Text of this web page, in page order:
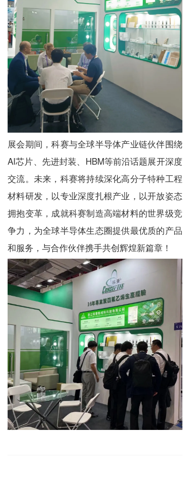
展会期间，科赛与全球半导体产业链伙伴围绕
AI芯片、先进封装、HBM等前沿话题展开深度
交流。未来，科赛将持续深化高分子特种工程
材料研发，以专业深度扎根产业，以开放姿态
拥抱变革，成就科赛制造高端材料的世界级竞
争力，为全球半导体生态圈提供最优质的产品
和服务，与合作伙伴携手共创辉煌新篇章！